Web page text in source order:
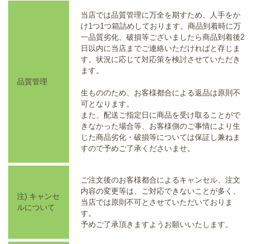
品質管理
当店では品質管理に万全を期すため、人手をか
け1つ1つ箱詰めしております。商品到着時に万
一品質劣化、破損等ございましたら商品到着後2
日以内に当店までご連絡いただければと存じま
す。状況に応じて対応策を検討させていただき
ます。
生もののため、お客様都合による返品は原則不
可となります。
また、配送ご指定日に商品を受け取ることがで
きなかった場合等、お客様側のご事情により生
じた商品劣化・破損等については保証し兼ねま
すので予めご了承くださいませ。
注) キャンセ
ルについて
ご注文後のお客様都合によるキャンセル、注文
内容の変更等は、ご対応できないことが多く、
当店では原則不可とさせていただいておりま
す。
予めご了承頂きますようお願いいたします。